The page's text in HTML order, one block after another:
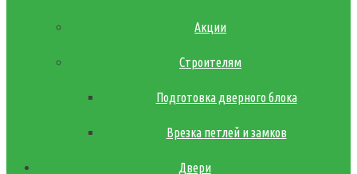
Акции
Строителям
Подготовка дверного блока
Врезка петлей и замков
Двери